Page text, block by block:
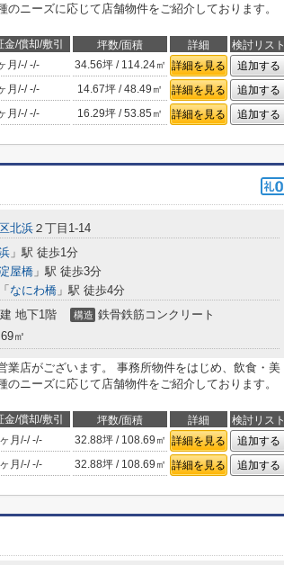
のニーズに応じて店舗物件をご紹介しております。
/償却/敷引 坪数/面積 詳細
検討リスト
月 /-/-/- 34.56坪 / 114.24㎡ 詳細を見る
追加する
月 /-/-/- 14.67坪 / 48.49㎡ 詳細を見る
追加する
月 /-/-/- 16.29坪 / 53.85㎡ 詳細を見る 追加する
北浜 ２丁目1-14
」駅 徒歩1分
屋橋 」駅 徒歩3分
「 なにわ橋 」駅 徒歩4分
地下1階 構造 鉄骨鉄筋コンクリート
㎡
業店がございます。 事務所物件をはじめ、飲食・美
のニーズに応じて店舗物件をご紹介しております。
/償却/敷引 坪数/面積 詳細
検討リスト
月 /-/-/- 32.88坪 / 108.69㎡ 詳細を見る
追加する
月 /-/-/- 32.88坪 / 108.69㎡ 詳細を見る 追加する